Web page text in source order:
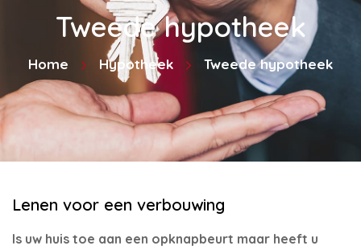
Tweede hypotheek
Home Hypotheek Tweede hypotheek
Lenen voor een verbouwing
Is uw huis toe aan een opknapbeurt maar heeft u